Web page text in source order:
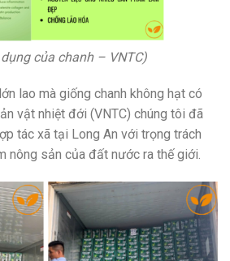
của chanh – VNTC)
lao mà giống chanh không hạt có
vật nhiệt đới (VNTC) chúng tôi đã
tác xã tại Long An với trọng trách
nông sản của đất nước ra thế giới.